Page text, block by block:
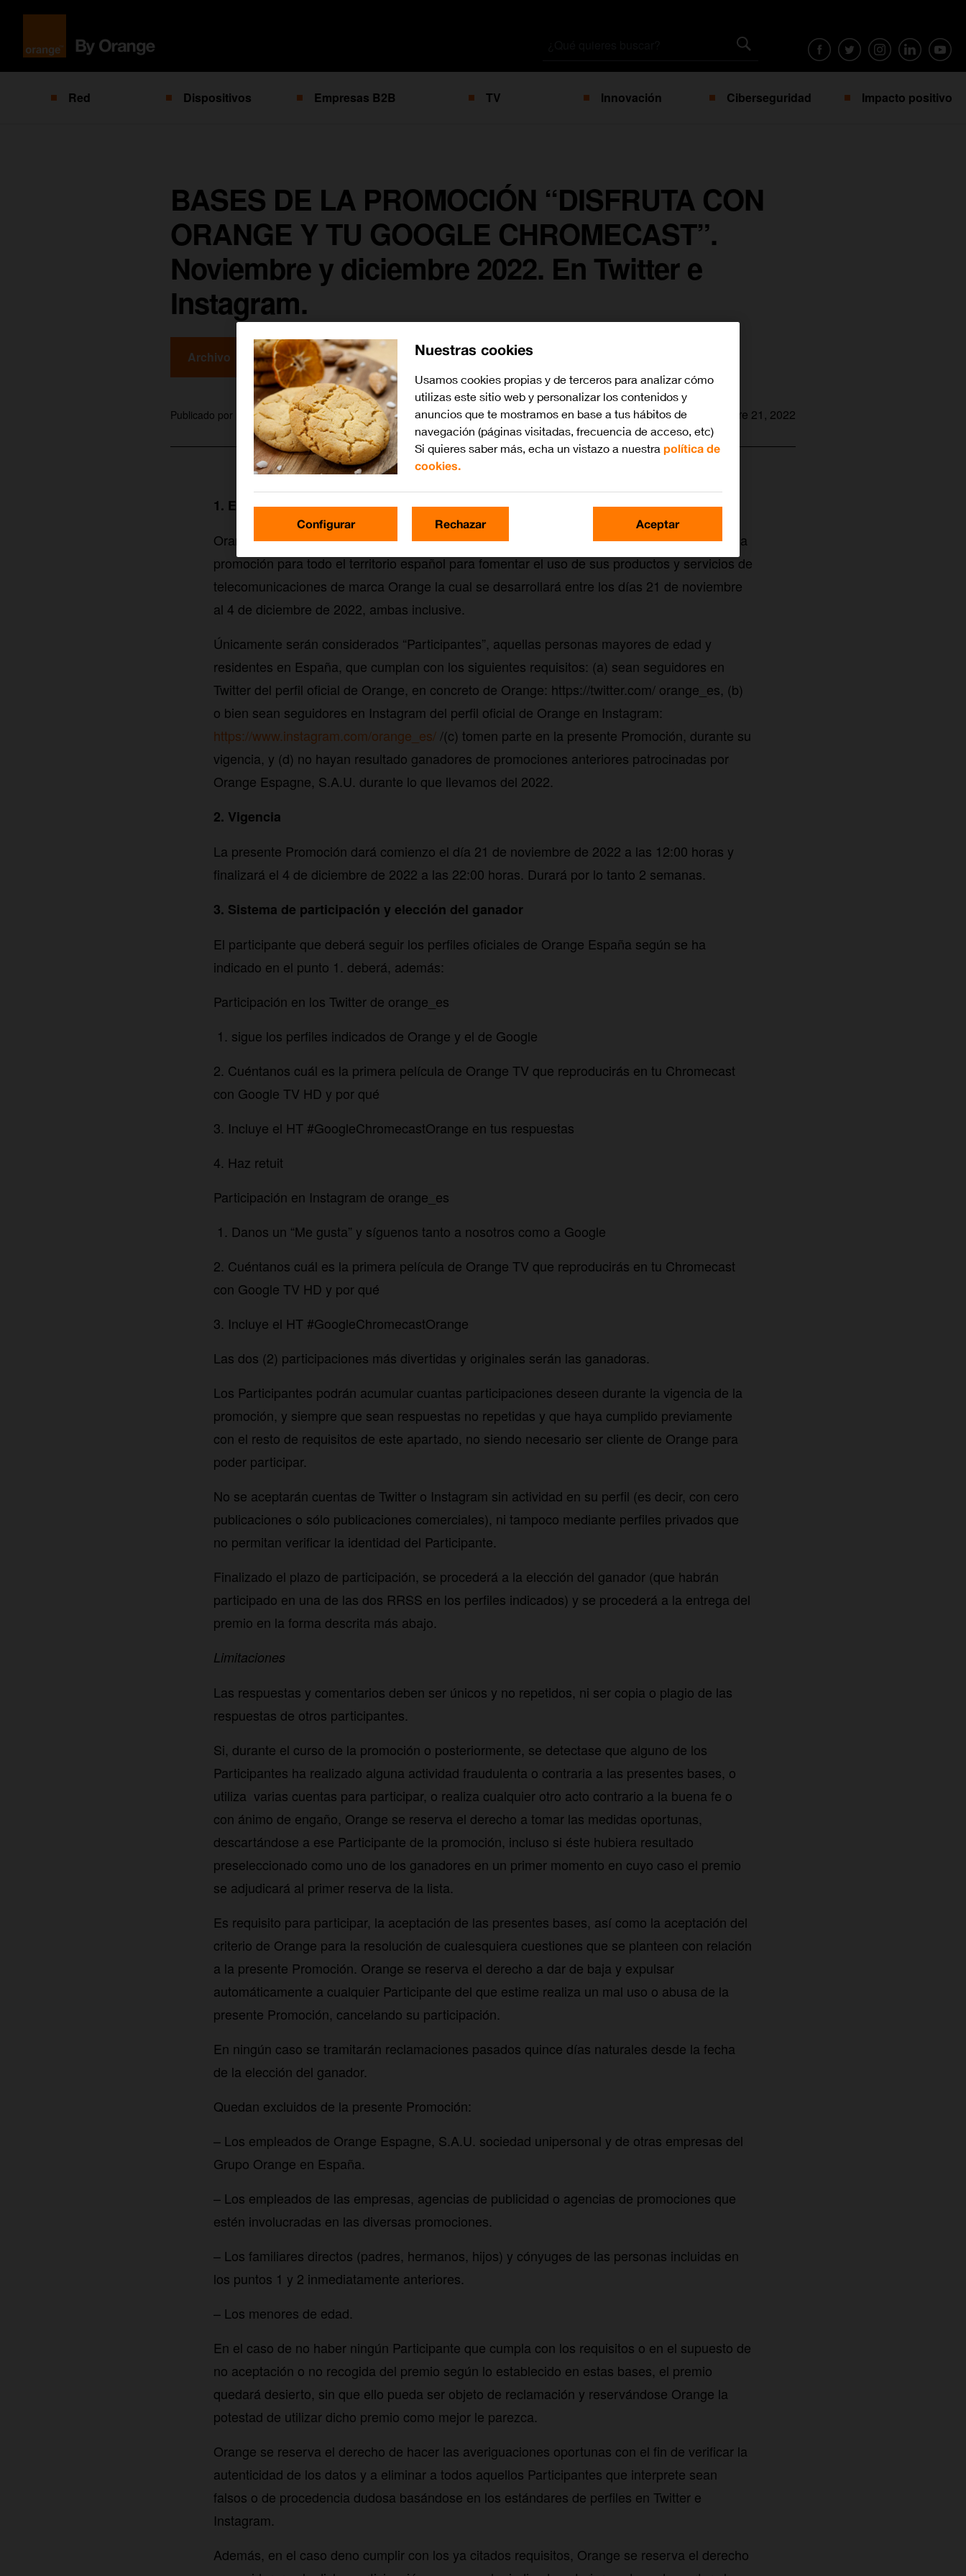
Red Dispositivos Empresas B2B TV Innovación Ciberseguridad Impacto positivo
BASES DE LA PROMOCIÓN “DISFRUTA CON
ORANGE Y TU GOOGLE CHROMECAST”.
Noviembre y diciembre 2022. En Twitter e
Instagram.
Archivo
Publicado por pablo noviembre 21, 2022
1. Empresa organizadora y Participantes
Orange Espagne S.A.U., a través de su marca Orange (en adelante, “Orange”), organiza una
promoción para todo el territorio español para fomentar el uso de sus productos y servicios de
telecomunicaciones de marca Orange la cual se desarrollará entre los días 21 de noviembre
al 4 de diciembre de 2022, ambas inclusive.
Únicamente serán considerados “Participantes”, aquellas personas mayores de edad y
residentes en España, que cumplan con los siguientes requisitos: (a) sean seguidores en
Twitter del perfil oficial de Orange, en concreto de Orange: https://twitter.com/ orange_es, (b)
o bien sean seguidores en Instagram del perfil oficial de Orange en Instagram:
https://www.instagram.com/orange_es//(c) tomen parte en la presente Promoción, durante su
vigencia, y (d) no hayan resultado ganadores de promociones anteriores patrocinadas por
Orange Espagne, S.A.U. durante lo que llevamos del 2022.
2. Vigencia
La presente Promoción dará comienzo el día 21 de noviembre de 2022 a las 12:00 horas y
finalizará el 4 de diciembre de 2022 a las 22:00 horas. Durará por lo tanto 2 semanas.
3. Sistema de participación y elección del ganador
El participante que deberá seguir los perfiles oficiales de Orange España según se ha
indicado en el punto 1. deberá, además:
Participación en los Twitter de orange_es
1. sigue los perfiles indicados de Orange y el de Google
2. Cuéntanos cuál es la primera película de Orange TV que reproducirás en tu Chromecast
con Google TV HD y por qué
3. Incluye el HT #GoogleChromecastOrange en tus respuestas
4. Haz retuit
Participación en Instagram de orange_es
1. Danos un “Me gusta” y síguenos tanto a nosotros como a Google
2. Cuéntanos cuál es la primera película de Orange TV que reproducirás en tu Chromecast
con Google TV HD y por qué
3. Incluye el HT #GoogleChromecastOrange
Las dos (2) participaciones más divertidas y originales serán las ganadoras.
Los Participantes podrán acumular cuantas participaciones deseen durante la vigencia de la
promoción, y siempre que sean respuestas no repetidas y que haya cumplido previamente
con el resto de requisitos de este apartado, no siendo necesario ser cliente de Orange para
poder participar.
No se aceptarán cuentas de Twitter o Instagram sin actividad en su perfil (es decir, con cero
publicaciones o sólo publicaciones comerciales), ni tampoco mediante perfiles privados que
no permitan verificar la identidad del Participante.
Finalizado el plazo de participación, se procederá a la elección del ganador (que habrán
participado en una de las dos RRSS en los perfiles indicados) y se procederá a la entrega del
premio en la forma descrita más abajo.
Limitaciones
Las respuestas y comentarios deben ser únicos y no repetidos, ni ser copia o plagio de las
respuestas de otros participantes.
Si, durante el curso de la promoción o posteriormente, se detectase que alguno de los
Participantes ha realizado alguna actividad fraudulenta o contraria a las presentes bases, o
utiliza varias cuentas para participar, o realiza cualquier otro acto contrario a la buena fe o
con ánimo de engaño, Orange se reserva el derecho a tomar las medidas oportunas,
descartándose a ese Participante de la promoción, incluso si éste hubiera resultado
preseleccionado como uno de los ganadores en un primer momento en cuyo caso el premio
se adjudicará al primer reserva de la lista.
Es requisito para participar, la aceptación de las presentes bases, así como la aceptación del
criterio de Orange para la resolución de cualesquiera cuestiones que se planteen con relación
a la presente Promoción. Orange se reserva el derecho a dar de baja y expulsar
automáticamente a cualquier Participante del que estime realiza un mal uso o abusa de la
presente Promoción, cancelando su participación.
En ningún caso se tramitarán reclamaciones pasados quince días naturales desde la fecha
de la elección del ganador.
Quedan excluidos de la presente Promoción:
– Los empleados de Orange Espagne, S.A.U. sociedad unipersonal y de otras empresas del
Grupo Orange en España.
– Los empleados de las empresas, agencias de publicidad o agencias de promociones que
estén involucradas en las diversas promociones.
– Los familiares directos (padres, hermanos, hijos) y cónyuges de las personas incluidas en
los puntos 1 y 2 inmediatamente anteriores.
– Los menores de edad.
En el caso de no haber ningún Participante que cumpla con los requisitos o en el supuesto de
no aceptación o no recogida del premio según lo establecido en estas bases, el premio
quedará desierto, sin que ello pueda ser objeto de reclamación y reservándose Orange la
potestad de utilizar dicho premio como mejor le parezca.
Orange se reserva el derecho de hacer las averiguaciones oportunas con el fin de verificar la
autenticidad de los datos y a eliminar a todos aquellos Participantes que interprete sean
falsos o de procedencia dudosa basándose en los estándares de perfiles en Twitter e
Instagram.
Además, en el caso deno cumplir con los ya citados requisitos, Orange se reserva el derecho
Nuestras cookies
Usamos cookies propias y de terceros para analizar cómo
utilizas este sitio web y personalizar los contenidos y
anuncios que te mostramos en base a tus hábitos de
navegación (páginas visitadas, frecuencia de acceso, etc)
Si quieres saber más, echa un vistazo a nuestra política de
cookies.
Configurar Rechazar Aceptar